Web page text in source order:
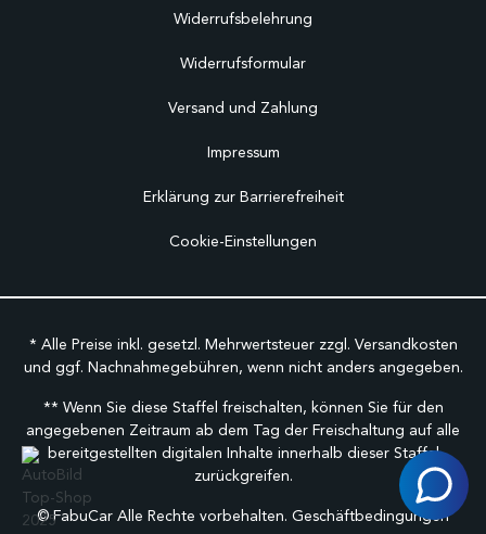
Widerrufsbelehrung
Widerrufsformular
Versand und Zahlung
Impressum
Erklärung zur Barrierefreiheit
Cookie-Einstellungen
* Alle Preise inkl. gesetzl. Mehrwertsteuer zzgl. Versandkosten
und ggf. Nachnahmegebühren, wenn nicht anders angegeben.
** Wenn Sie diese Staffel freischalten, können Sie für den
angegebenen Zeitraum ab dem Tag der Freischaltung auf alle
bereitgestellten digitalen Inhalte innerhalb dieser Staffel
zurückgreifen.
©FabuCar Alle Rechte vorbehalten. Geschäftbedingungen